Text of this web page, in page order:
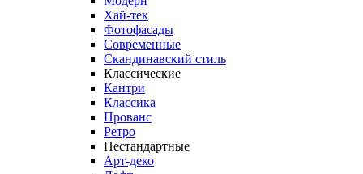
Хай-тек
Фотофасады
Современные
Скандинавский стиль
Классические
Кантри
Классика
Прованс
Ретро
Нестандартные
Арт-деко